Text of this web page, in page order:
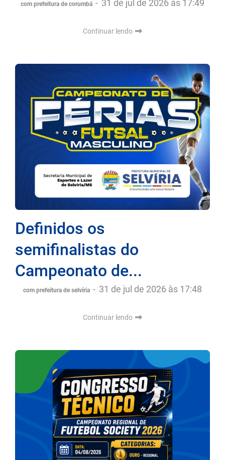
com prefeitura de corumbá - 31 de jul de 2026 às 17:49
Continuar lendo
Definidos os
semifinalistas do
Campeonato de...
com prefeitura de selvíria - 31 de jul de 2026 às 17:48
Continuar lendo